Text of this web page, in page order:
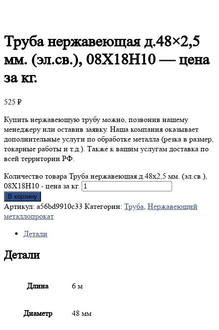
Трубанержавеющая д.48×2,5
мм. (эл.св.), 08Х18Н10 — цена
за кг.
525 ₽
Купить нержавеющую трубу можно, позвонив нашему
менеджеру или оставив заявку. Наша компания оказывает
дополнительные услуги по обработке металла (резка в размер,
токарные работы и т.д.). Также к вашим услугам доставка по
всей территории РФ.
Количество товара Труба нержавеющая д.48x2,5 мм. (эл.св.),
08Х18Н10 - цена за кг.
В корзину
Артикул: a56bd9910c33 Категории: Труба, Нержавеющий
металлопрокат
Детали
Детали
Длина 6 м
Диаметр 48 мм